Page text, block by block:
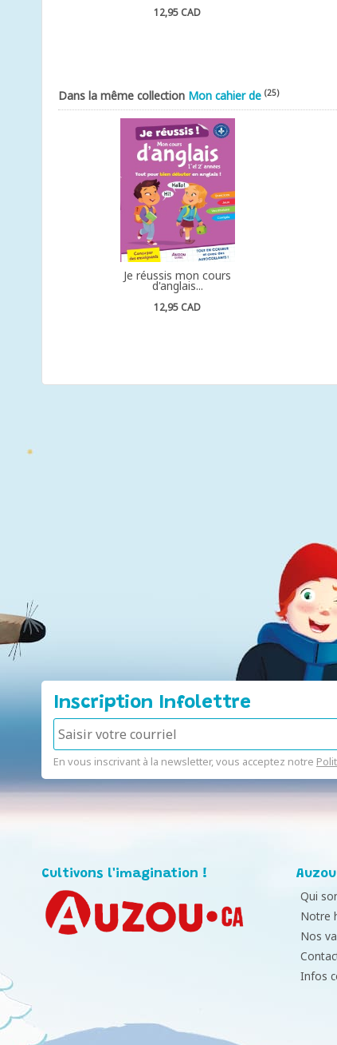
12,95 CAD
Dans la même collection Mon cahier de (25)
Je réussis mon cours
d'anglais...
12,95 CAD
Inscription Infolettre
En vous inscrivant à la newsletter, vous acceptez notre
Cultivons l'imagination !
Qui
Notre
Nos
Infos